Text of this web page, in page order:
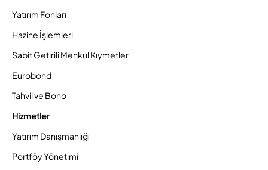
Yatırım Fonları
Hazine İşlemleri
Sabit Getirili Menkul Kıymetler
Eurobond
Tahvil ve Bono
Hizmetler
Yatırım Danışmanlığı
Portföy Yönetimi